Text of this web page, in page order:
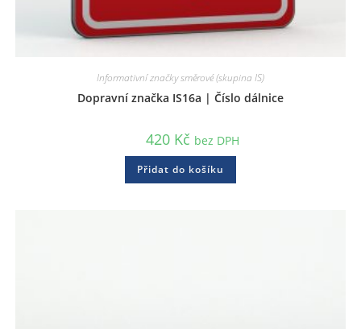
Informativní značky směrové (skupina IS)
Dopravní značka IS16a | Číslo dálnice
420 Kč bez DPH
Přidat do košíku